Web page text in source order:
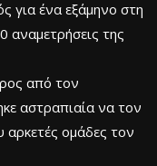
για ένα εξάμηνο στη
αναμετρήσεις της
από τον
αστραπιαία να τον
ομάδες τον